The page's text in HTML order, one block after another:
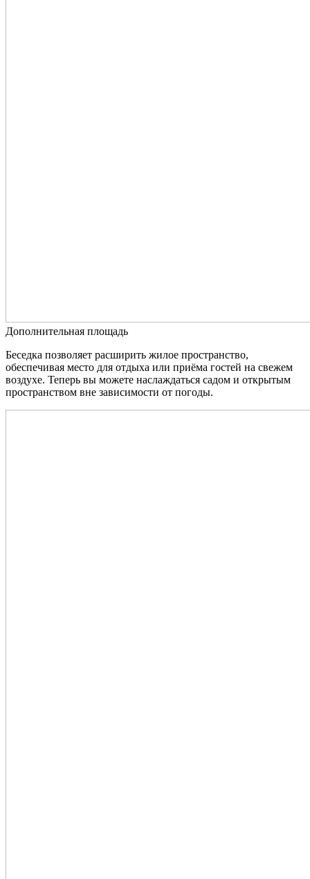
Дополнительная площадь
Беседка позволяет расширить жилое пространство,
обеспечивая место для отдыха или приёма гостей на свежем
воздухе. Теперь вы можете наслаждаться садом и открытым
пространством вне зависимости от погоды.